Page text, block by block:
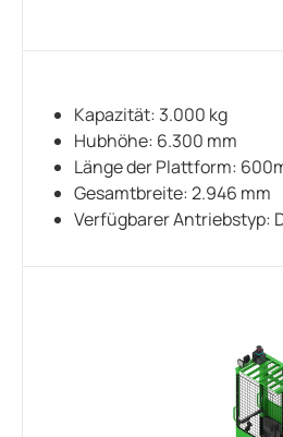
Kapazität: 3.000 kg
Hubhöhe: 6.300 mm
Länge der Plattform:
Gesamtbreite: 2.946 mm
Verfügbarer Antriebstyp: